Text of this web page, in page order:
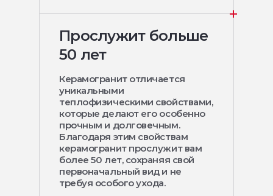
Прослужит больше
50 лет
Керамогранит отличается
уникальными
теплофизическими свойствами,
которые делают его особенно
прочным и долговечным.
Благодаря этим свойствам
керамогранит прослужит вам
более 50 лет, сохраняя свой
первоначальный вид и не
требуя особого ухода.